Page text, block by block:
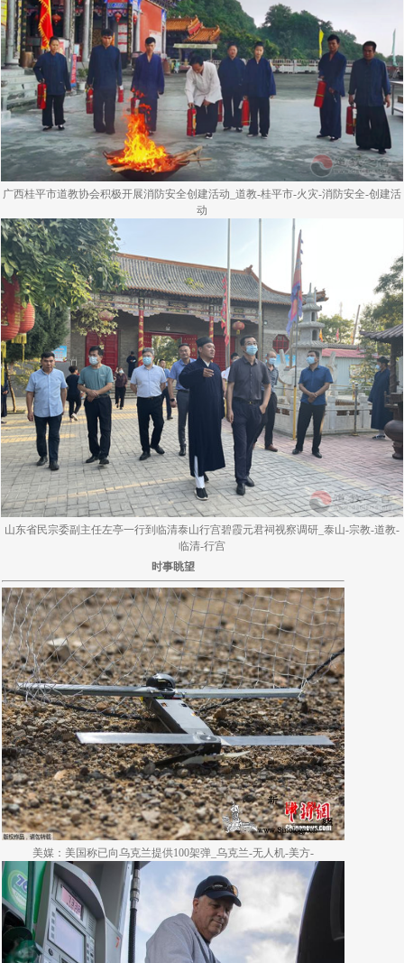
广西桂平市道教协会积极开展消防安全创建活动_道教-桂平市-火灾-消防安全-创建活
动
山东省民宗委副主任左亭一行到临清泰山行宫碧霞元君祠视察调研_泰山-宗教-道教-
临清-行宫
时事眺望
美媒：美国称已向乌克兰提供100架弹_乌克兰-无人机-美方-